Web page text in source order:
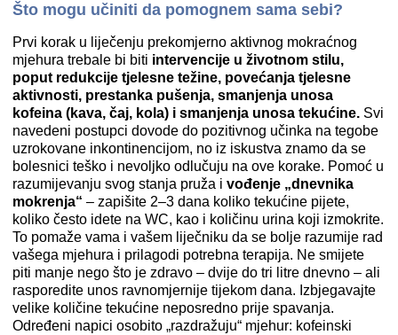
Što mogu učiniti da pomognem sama sebi?
Prvi korak u liječenju prekomjerno aktivnog mokraćnog
mjehura trebale bi biti intervencije u životnom stilu,
poput redukcije tjelesne težine, povećanja tjelesne
aktivnosti, prestanka pušenja, smanjenja unosa
kofeina (kava, čaj, kola) i smanjenja unosa tekućine. Svi
navedeni postupci dovode do pozitivnog učinka na tegobe
uzrokovane inkontinencijom, no iz iskustva znamo da se
bolesnici teško i nevoljko odlučuju na ove korake. Pomoć u
razumijevanju svog stanja pruža i vođenje „dnevnika
mokrenja“ – zapišite 2–3 dana koliko tekućine pijete,
koliko često idete na WC, kao i količinu urina koji izmokrite.
To pomaže vama i vašem liječniku da se bolje razumije rad
vašega mjehura i prilagodi potrebna terapija. Ne smijete
piti manje nego što je zdravo – dvije do tri litre dnevno – ali
rasporedite unos ravnomjernije tijekom dana. Izbjegavajte
velike količine tekućine neposredno prije spavanja.
Određeni napici osobito „razdražuju“ mjehur: kofeinski